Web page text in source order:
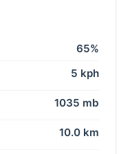
65%
5 kph
1035 mb
10.0 km